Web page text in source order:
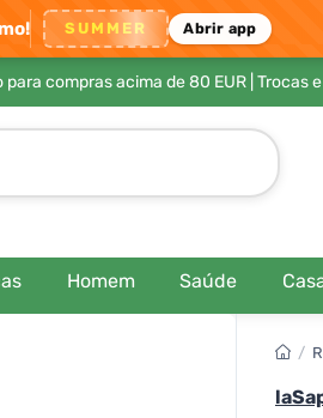
SUMMER Abrir app
para compras acima de 80 EUR| Trocas
Homem Saúde
/